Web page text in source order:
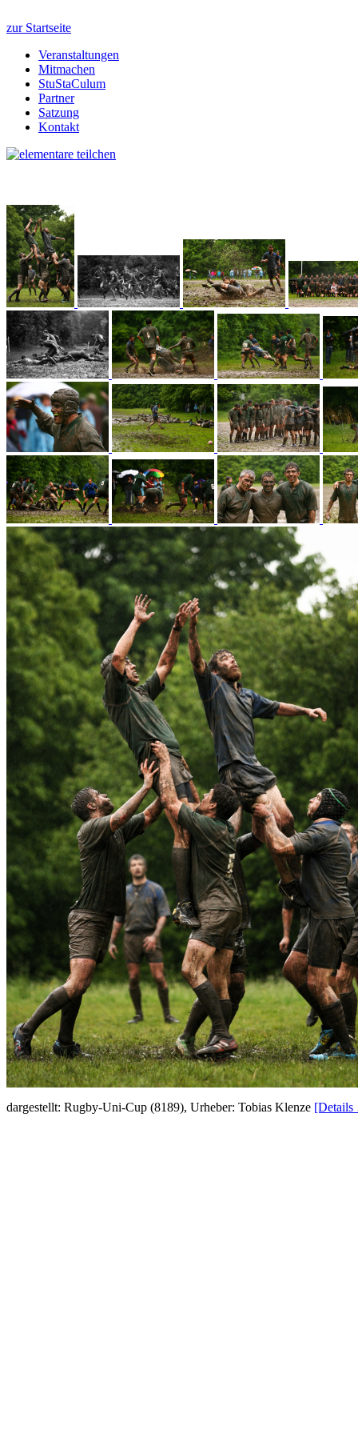
zur Startseite
Veranstaltungen
Mitmachen
StuStaCulum
Partner
Satzung
Kontakt
dargestellt: Rugby-Uni-Cup (8189), Urheber: Tobias Klenze